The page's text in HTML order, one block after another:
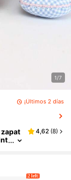
1/7
¡Últimos 2 días
4,62 (8)
2 left